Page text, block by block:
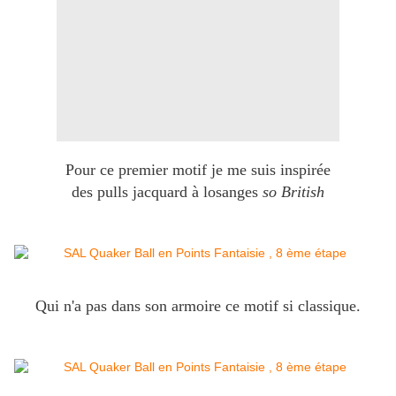
Pour ce premier motif je me suis inspirée
des pulls jacquard à losanges so British
Qui n'a pas dans son armoire ce motif si classique.